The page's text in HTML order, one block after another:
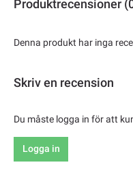
Produktrecensioner
Denna produkt har inga
Skriv en recension
Du måste logga in för att
Logga in